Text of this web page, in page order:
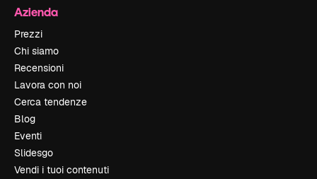
Azienda
Prezzi
Chi siamo
Recensioni
Lavora con noi
Cerca tendenze
Blog
Eventi
Slidesgo
Vendi i tuoi contenuti